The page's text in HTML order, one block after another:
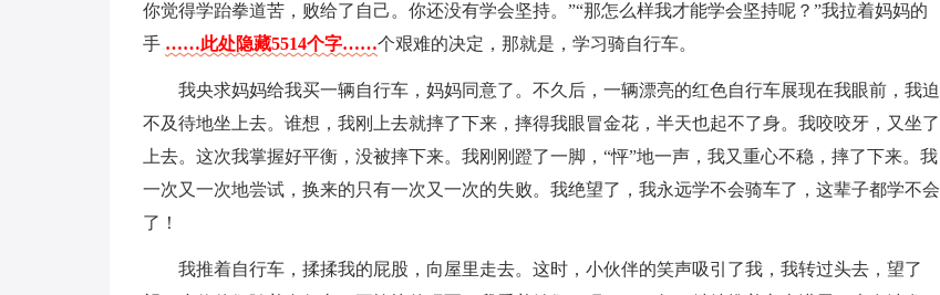
你觉得学跆拳道苦，败给了自己。你还没有学会坚持。”“那怎么样我才能学会坚持呢？”我拉着妈妈的
手 ……此处隐藏5514个字……个艰难的决定，那就是，学习骑自行车。
我央求妈妈给我买一辆自行车，妈妈同意了。不久后，一辆漂亮的红色自行车展现在我眼前，我迫
不及待地坐上去。谁想，我刚上去就摔了下来，摔得我眼冒金花，半天也起不了身。我咬咬牙，又坐了
上去。这次我掌握好平衡，没被摔下来。我刚刚蹬了一脚，“怦”地一声，我又重心不稳，摔了下来。我
一次又一次地尝试，换来的只有一次又一次的失败。我绝望了，我永远学不会骑车了，这辈子都学不会
了！
我推着自行车，揉揉我的屁股，向屋里走去。这时，小伙伴的笑声吸引了我，我转过头去，望了